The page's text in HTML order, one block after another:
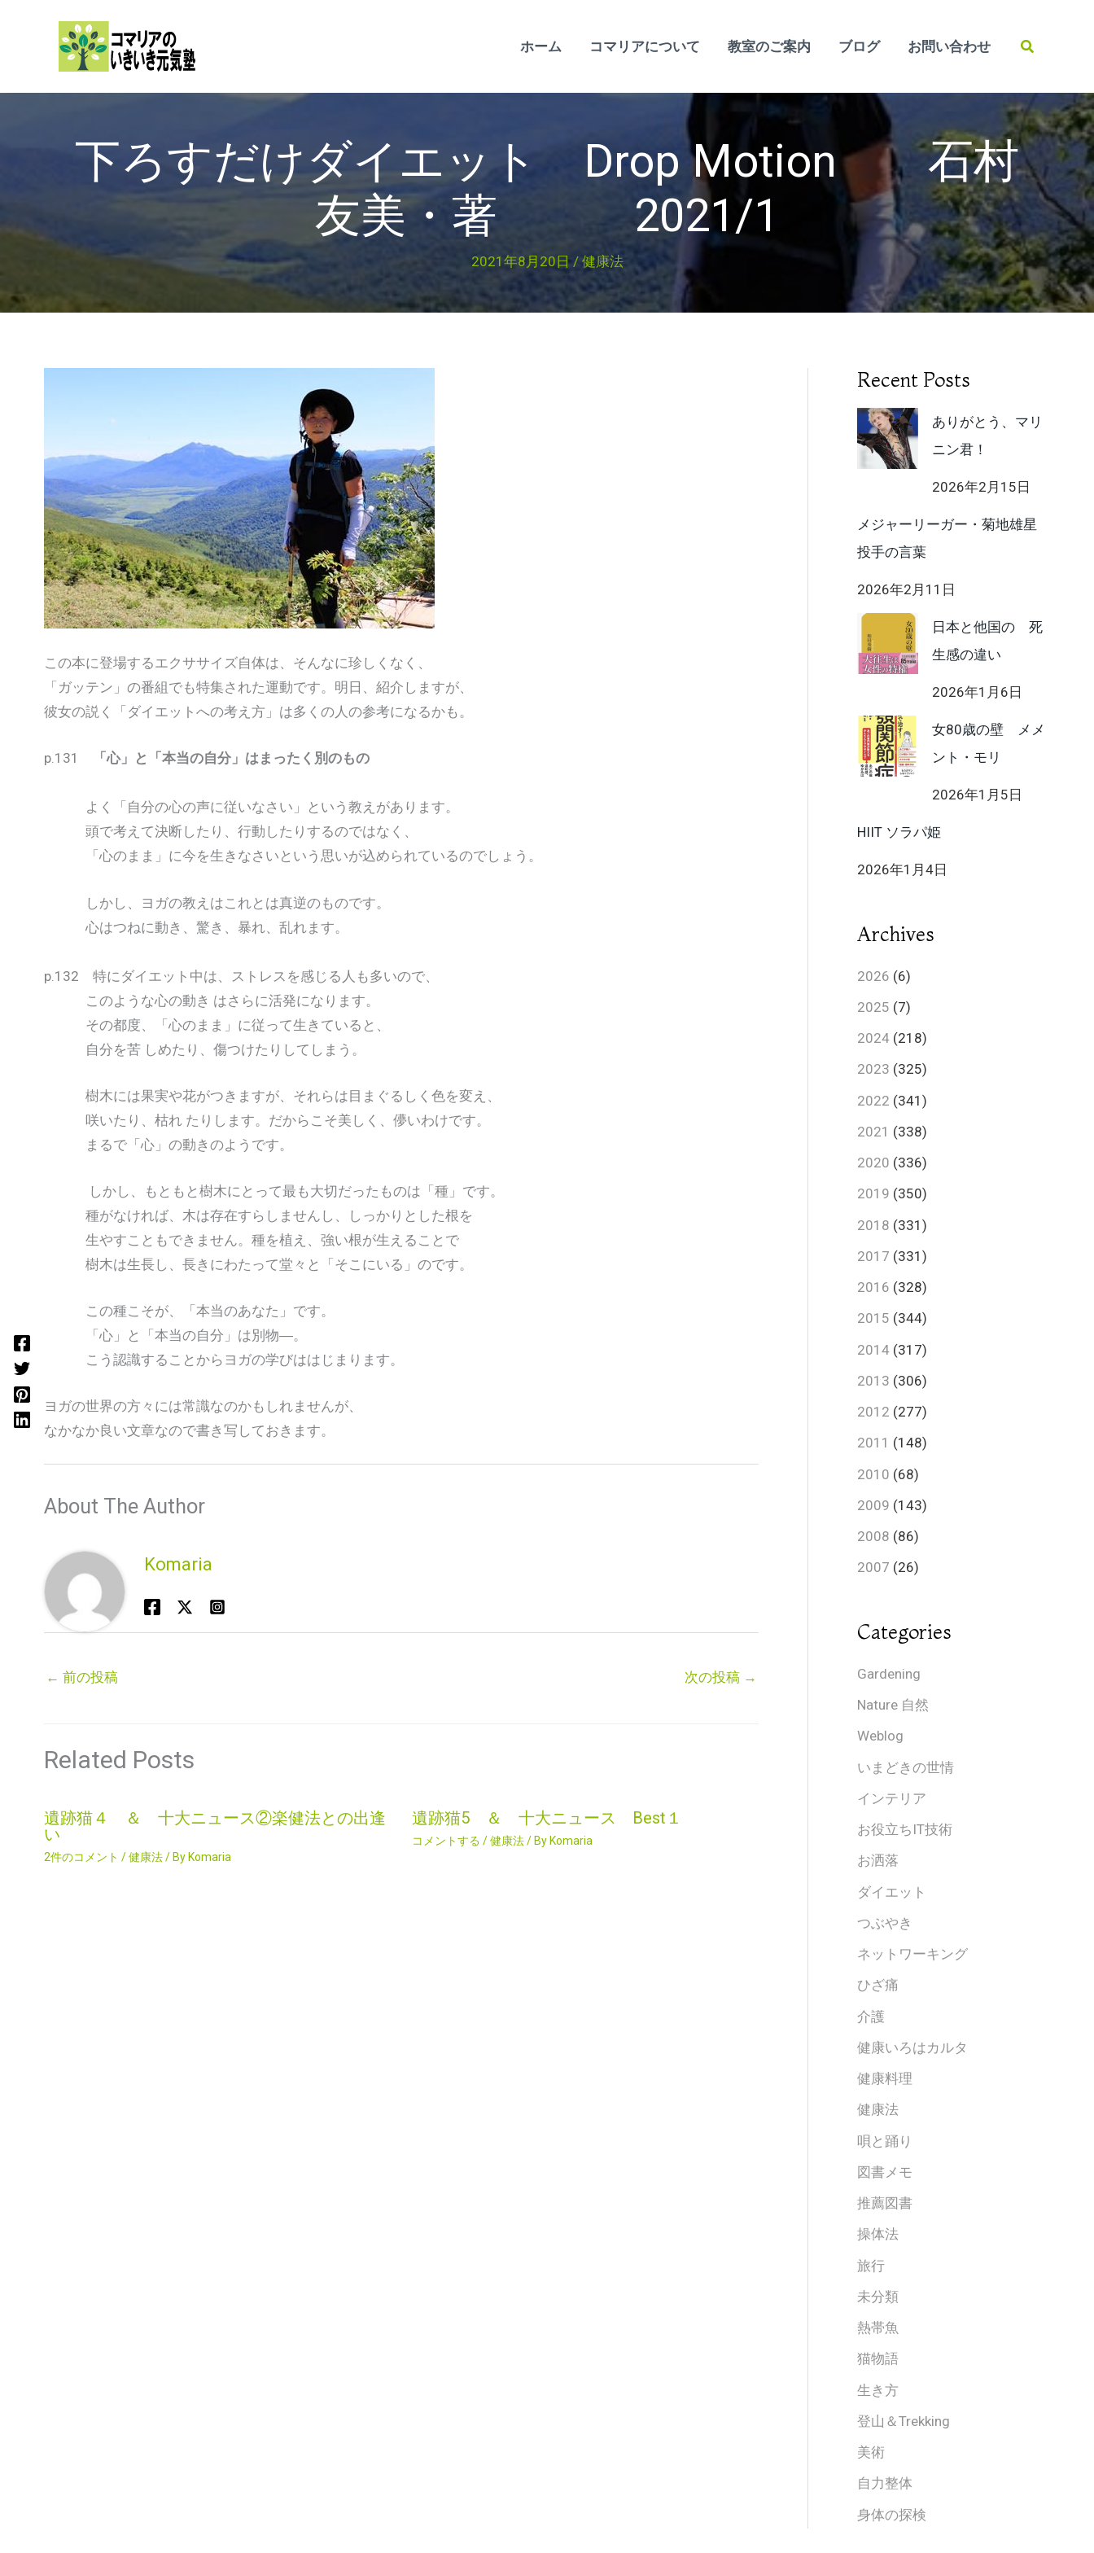
ホーム コマリアについて 教室のご案内 ブログ お問い合わせ
検
下ろすだけダイエット Drop Motion 石村
友美・著 2021/1
2021年8月20日/ 健康法
この本に登場するエクササイズ自体は、そんなに珍しくなく、
「ガッテン」の番組でも特集された運動です。明日、紹介しますが、
彼女の説く「ダイエットへの考え方」は多くの人の参考になるかも。
p.131 「心」と「本当の自分」はまったく別のもの
よく「自分の心の声に従いなさい」という教えがあります。
頭で考えて決断したり、行動したりするのではなく、
「心のまま」に今を生きなさいという思いが込められているのでしょう。
しかし、ヨガの教えはこれとは真逆のものです。
心はつねに動き、驚き、暴れ、乱れます。
p.132 特にダイエット中は、ストレスを感じる人も多いので、
このような心の動き はさらに活発になります。
その都度、「心のまま」に従って生きていると、
自分を苦 しめたり、傷つけたりしてしまう。
樹木には果実や花がつきますが、それらは目まぐるしく色を変え、
咲いたり、枯れ たりします。だからこそ美しく、儚いわけです。
まるで「心」の動きのようです。
しかし、もともと樹木にとって最も大切だったものは「種」です。
種がなければ、木は存在すらしませんし、しっかりとした根を
生やすこともできません。種を植え、強い根が生えることで
樹木は生長し、長きにわたって堂々と「そこにいる」のです。
この種こそが、「本当のあなた」です。
「心」と「本当の自分」は別物―。
こう認識することからヨガの学びははじまります。
ヨガの世界の方々には常識なのかもしれませんが、
なかなか良い文章なので書き写しておきます。
About The Author
Komaria
← 前の投稿 次の投稿 →
Related Posts
遺跡猫４ ＆ 十大ニュース②楽健法との出逢
い
2件のコメント /健康法/ By Komaria
遺跡猫5 ＆ 十大ニュース Best１
コメントする /健康法/ By Komaria
Recent Posts
ありがとう、マリ
ニン君！
2026年2月15日
メジャーリーガー・菊地雄星
投手の言葉
2026年2月11日
日本と他国の 死
生感の違い
2026年1月6日
女80歳の壁 メメ
ント・モリ
2026年1月5日
HIIT ソラパ姫
2026年1月4日
Archives
2026 (6)
2025 (7)
2024 (218)
2023 (325)
2022 (341)
2021 (338)
2020 (336)
2019 (350)
2018 (331)
2017 (331)
2016 (328)
2015 (344)
2014 (317)
2013 (306)
2012 (277)
2011 (148)
2010 (68)
2009 (143)
2008 (86)
2007 (26)
Categories
Gardening
Nature 自然
Weblog
いまどきの世情
インテリア
お役立ちIT技術
お洒落
ダイエット
つぶやき
ネットワーキング
ひざ痛
介護
健康いろはカルタ
健康料理
健康法
唄と踊り
図書メモ
推薦図書
操体法
旅行
未分類
熱帯魚
猫物語
生き方
登山＆Trekking
美術
自力整体
身体の探検